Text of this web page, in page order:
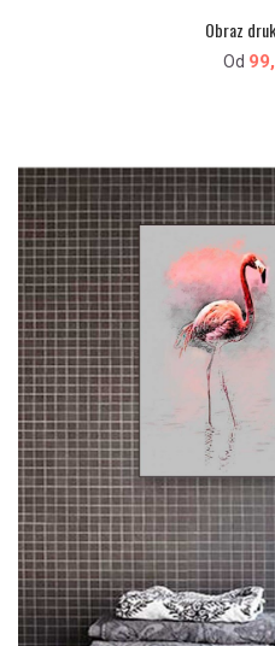
Obraz
Od